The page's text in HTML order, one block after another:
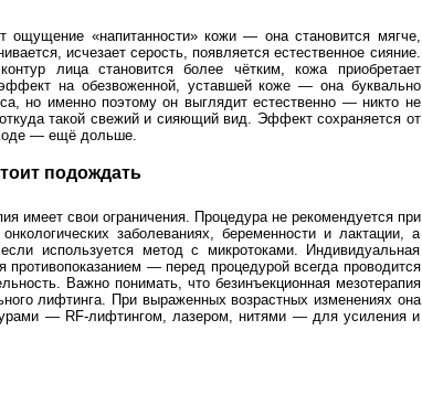
ощущение «напитанности» кожи — она становится мягче,
исчезает серость, появляется естественное сияние.
лица становится более чётким, кожа приобретает
на обезвоженной, уставшей коже — она буквально
но именно поэтому он выглядит естественно — никто не
такой свежий и сияющий вид. Эффект сохраняется от
— ещё дольше.
подождать
имеет свои ограничения. Процедура не рекомендуется при
заболеваниях, беременности и лактации, а
используется метод с микротоками. Индивидуальная
противопоказанием — перед процедурой всегда проводится
Важно понимать, что безинъекционная мезотерапия
лифтинга. При выраженных возрастных изменениях она
— RF-лифтингом, лазером, нитями — для усиления и